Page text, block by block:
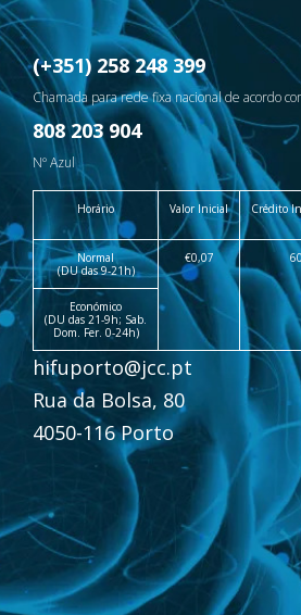
(+351) 258 248 399
Chamada para rede fixa nacional de acordo
808 203 904
Nº Azul
Horário Valor Inicial Crédito
Normal
(DU das 9-21h)
€0,07
Económico
(DU das 21-9h; Sab.
Dom. Fer. 0-24h)
hifuporto@jcc.pt
Rua da Bolsa, 80
4050-116 Porto